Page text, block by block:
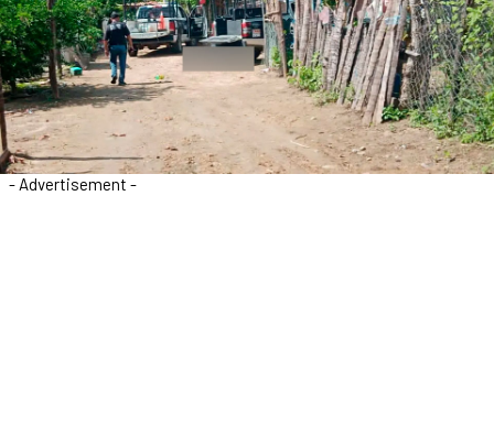
- Advertisement -